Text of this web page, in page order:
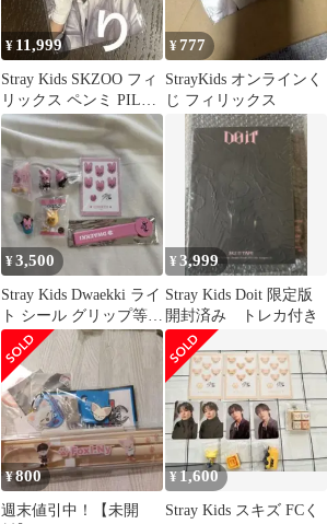
¥ 11,999
Stray Kids SKZOO フィ
リックス ペンミ PILOT
トレカ
¥777
StrayKids オンラインく
じ フィリックス
¥3,500
Stray Kids Dwaekki ライ
ト シール グリップ等
セット
¥3,999
Stray Kids Doit 限定版
開封済み トレカ付き
¥800
週末値引中！​【未開
¥ 1,600
Stray Kids スキズ FCく